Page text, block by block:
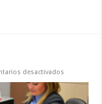
desactivados